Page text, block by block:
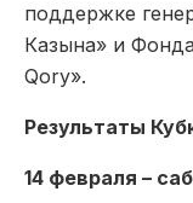
поддержке
Казына» и
Qory».
Результаты
14 февраля –